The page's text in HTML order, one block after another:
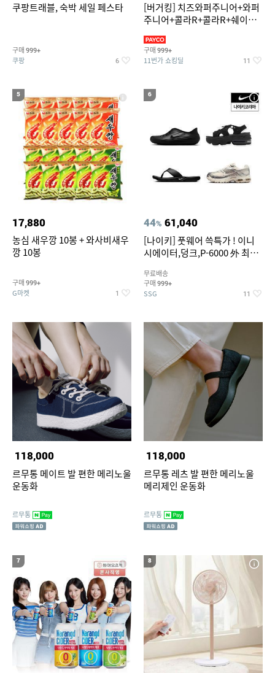
쿠팡트래블, 숙박 세일 페스타
구매 999+
쿠팡 6
[버거킹] 치즈와퍼주니어+와퍼
주니어+콜라R+콜라R+쉐이킹
구매 999+
11번가 쇼킹딜 11
5
17,880
농심 새우깡 10봉 + 와사비새우
깡 10봉
구매 999+
G마켓 1
6
44% 61,040
[나이키] 풋웨어 쓱특가 ! 이니
시에이터,덩크,P-6000 外 최대
무료배송
구매 999+
SSG 11
118,000
르무통 메이트 발 편한 메리노울
운동화
르무통
118,000
르무통 레츠 발 편한 메리노울
메리제인 운동화
르무통
7 8